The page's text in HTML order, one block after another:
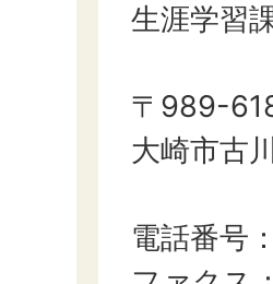
生涯学習
〒989-
大崎市古
電話番号